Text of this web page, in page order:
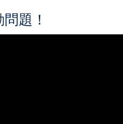
題！